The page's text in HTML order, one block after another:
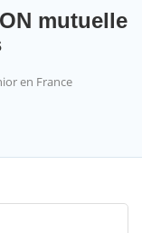
mutuelle
en France